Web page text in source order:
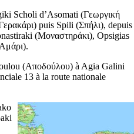
Scholi d’Asomati (Γεωργική
) puis Spili (Σπήλι), depuis
(Μοναστηράκι), Opsigias
).
(Αποδούλου) à Agia Galini
13 à la route nationale